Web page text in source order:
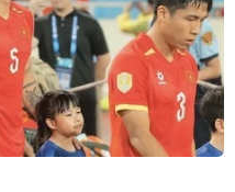
#Donald Trump
Mỹ
Mỹ